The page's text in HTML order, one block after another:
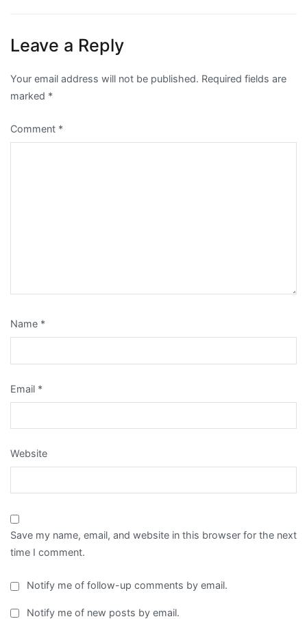
Leave a Reply
Your email address will not be published. Required fields are
marked *
Comment *
Name *
Email *
Website
Save my name, email, and website in this browser for the next
time I comment.
Notify me of follow-up comments by email.
Notify me of new posts by email.